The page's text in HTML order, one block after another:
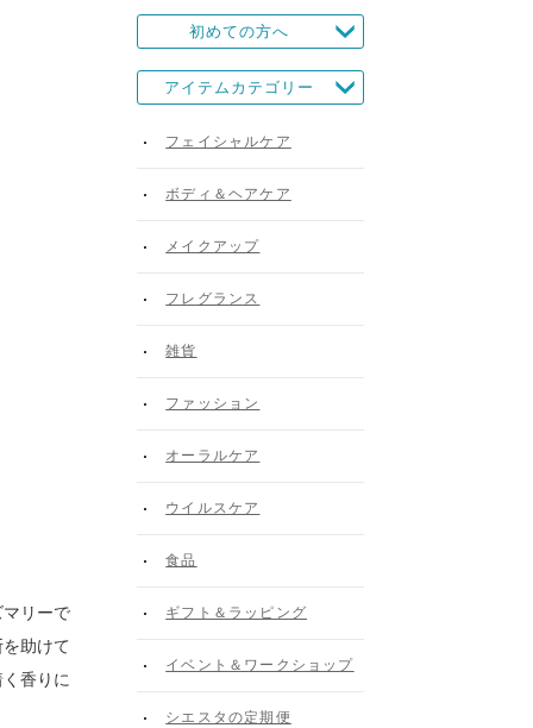
リーで
助けて
香りに
初めての方へ
アイテムカテゴリー
フェイシャルケア
ボディ＆ヘアケア
メイクアップ
フレグランス
雑貨
ファッション
オーラルケア
ウイルスケア
食品
ギフト＆ラッピング
イベント＆ワークショップ
シエスタの定期便